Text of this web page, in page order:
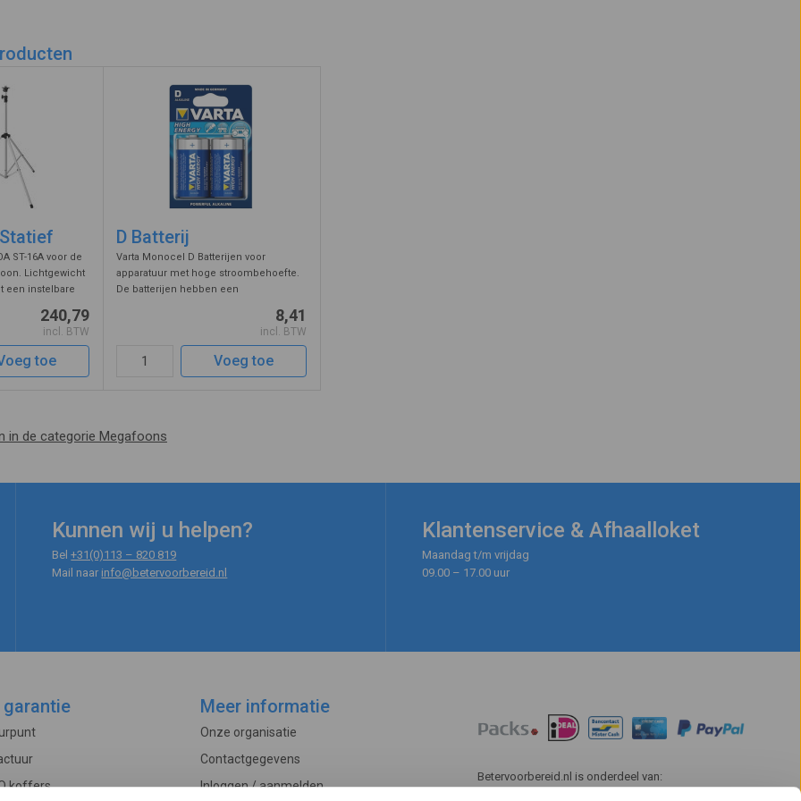
de megafoon praten. Vergeet u niet het statief mee te
ST-16A voor de
Lichtgewicht
een instelbare
3 uitklapbare
240,79
incl. BTW
toe
D Batterij
Varta Monocel D Batterijen voor
apparatuur met hoge stroombehoefte.
De batterijen hebben een
8,41
incl. BTW
Voeg toe
in de categorie Megafoons
Kunnen wij u helpen?
Bel+31(0)113 – 820 819
Mail naar info@betervoorbereid.nl
Klantenservice & Afhaalloket
Maandag t/m vrijdag
09.00 – 17.00 uur
garantie
koffers
Meer informatie
Onze organisatie
Contactgegevens
Inloggen / aanmelden
Betervoorbereid.nl is onderdeel van: